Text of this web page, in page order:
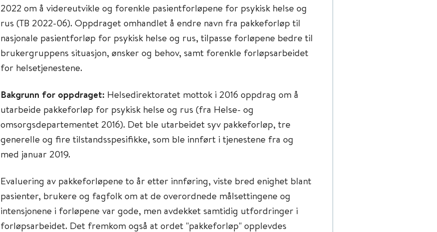
2022 om å videreutvikle og forenkle pasientforløpene for psykisk helse og
rus (TB 2022-06). Oppdraget omhandlet å endre navn fra pakkeforløp til
nasjonale pasientforløp for psykisk helse og rus, tilpasse forløpene bedre til
brukergruppens situasjon, ønsker og behov, samt forenkle forløpsarbeidet
for helsetjenestene.
Bakgrunn for oppdraget: Helsedirektoratet mottok i 2016 oppdrag om å
utarbeide pakkeforløp for psykisk helse og rus (fra Helse- og
omsorgsdepartementet 2016). Det ble utarbeidet syv pakkeforløp, tre
generelle og fire tilstandsspesifikke, som ble innført i tjenestene fra og
med januar 2019.
Evaluering av pakkeforløpene to år etter innføring, viste bred enighet blant
pasienter, brukere og fagfolk om at de overordnede målsettingene og
intensjonene i forløpene var gode, men avdekket samtidig utfordringer i
forløpsarbeidet. Det fremkom også at ordet "pakkeforløp" opplevdes